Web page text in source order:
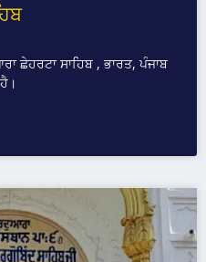
ਛੇਹਰਟਾ ਸਾਹਿਬ , ਭਾਰਤ, ਪੰਜਾਬ